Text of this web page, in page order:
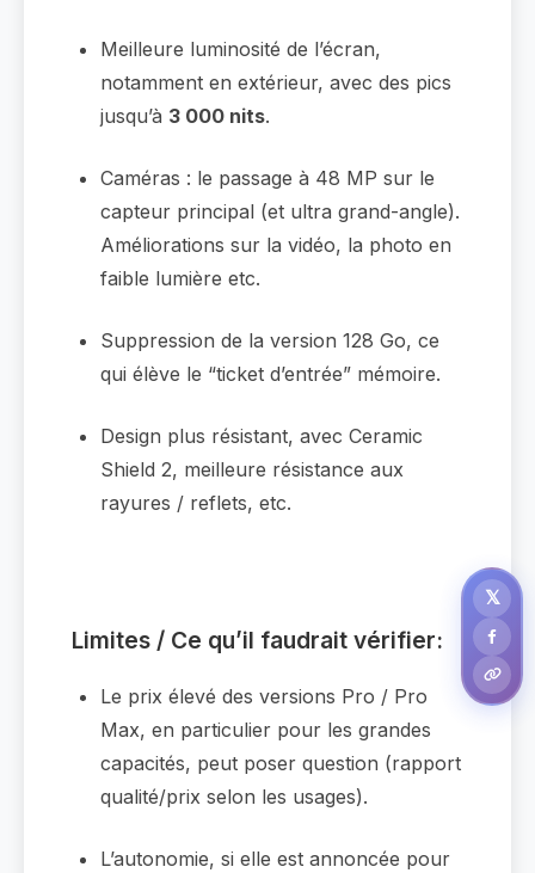
Meilleure luminosité de l’écran,
notamment en extérieur, avec des pics
jusqu’à 3 000 nits.
Caméras : le passage à 48 MP sur le
capteur principal (et ultra grand-angle).
Améliorations sur la vidéo, la photo en
faible lumière etc.
Suppression de la version 128 Go, ce
qui élève le “ticket d’entrée” mémoire.
Design plus résistant, avec Ceramic
Shield 2, meilleure résistance aux
rayures / reflets, etc.
Limites / Ce qu’il faudrait vérifier:
Le prix élevé des versions Pro / Pro
Max, en particulier pour les grandes
capacités, peut poser question (rapport
qualité/prix selon les usages).
L’autonomie, si elle est annoncée pour
𝕏